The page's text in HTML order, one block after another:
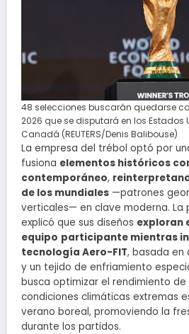
48 selecciones buscarán quedarse
2026 que se disputará en los Estados
Canadá (REUTERS/Denis Balibouse)
La empresa del trébol optó por
fusiona elementos históricos
contemporáneo,
de los mundiales —patrones
verticales— en clave moderna. La
explicó que sus diseños exploran
equipo participante mientras
tecnología Aero-FIT, basada en
y un tejido de enfriamiento
busca optimizar el rendimiento
condiciones climáticas extremas
verano boreal, promoviendo la
durante los partidos.